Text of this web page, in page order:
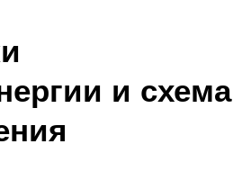
и схема